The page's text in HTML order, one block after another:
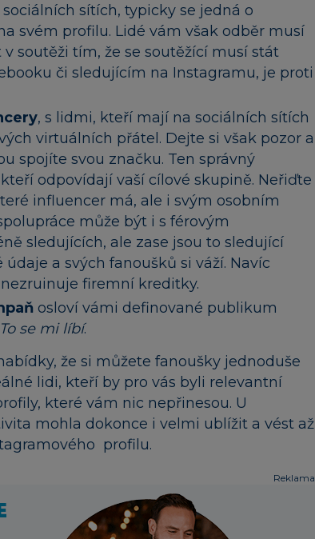
sítích, typicky se jedná o
svém profilu. Lidé vám však odběr musí
soutěži tím, že se soutěžící musí stát
či sledujícím na Instagramu, je proti
, s lidmi, kteří mají na sociálních sítích
virtuálních přátel. Dejte si však pozor a
spojíte svou značku. Ten správný
odpovídají vaší cílové skupině. Neřiďte
influencer má, ale i svým osobním
může být i s férovým
sledujících, ale zase jsou to sledující
a svých fanoušků si váží. Navíc
firemní kreditky.
osloví vámi definované publikum
To se mi líbí.
že si můžete fanoušky jednoduše
lidi, kteří by pro vás byli relevantní
které vám nic nepřinesou. U
mohla dokonce i velmi ublížit a vést až
profilu.
Reklama